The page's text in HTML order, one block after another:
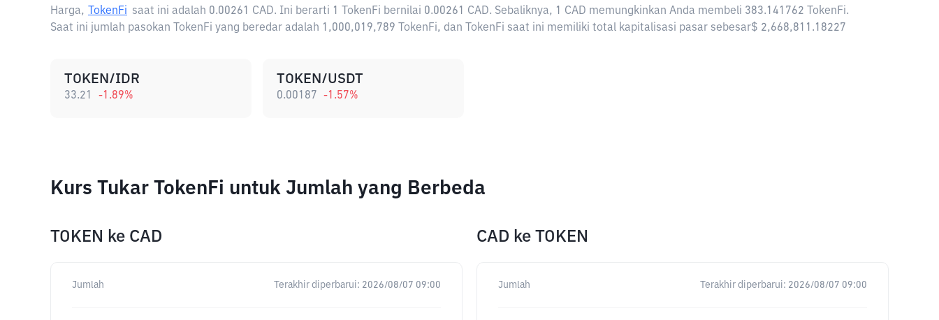
Harga, TokenFi saat ini adalah 0.00261 CAD. Ini berarti 1 TokenFi bernilai 0.00261 CAD. Sebaliknya, 1 CAD memungkinkan Anda membeli 383.141762 TokenFi.
Saat ini jumlah pasokan TokenFi yang beredar adalah 1,000,019,789 TokenFi, dan TokenFi saat ini memiliki total kapitalisasi pasar sebesar$ 2,668,811.18227
TOKEN/IDR
33.21 -1.89%
TOKEN/USDT
0.00187 -1.57%
Kurs Tukar TokenFi untuk Jumlah yang Berbeda
TOKEN ke CAD
Jumlah Terakhir diperbarui: 2026/08/07 09:00
CAD ke TOKEN
Jumlah Terakhir diperbarui: 2026/08/07 09:00